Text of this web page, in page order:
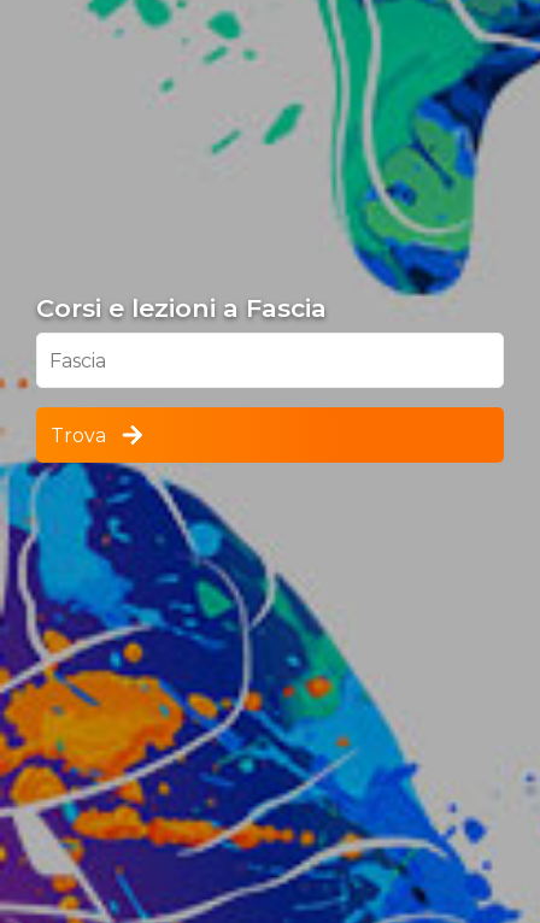
Corsi e lezioni a Fascia
Fascia
Trova